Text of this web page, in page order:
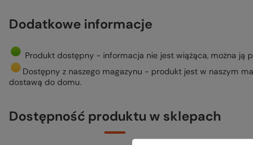
Dodatkowe informacje
Produkt dostępny - informacja nie jest wiążąca, można ją
Dostępny z naszego magazynu - produkt jest w naszym
dostawą do domu.
Dostępność produktu w sklepach